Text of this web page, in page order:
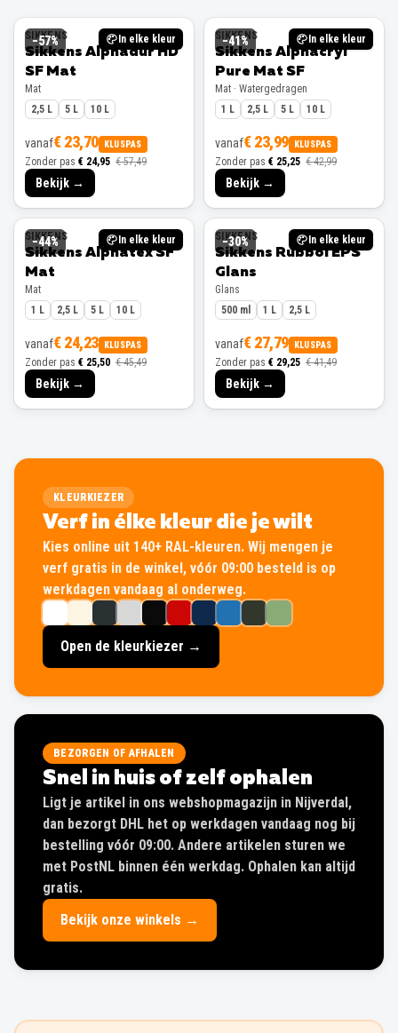
−57% In elke kleur
SIKKENS
Sikkens Alphadur HD
SF Mat
Mat
2,5 L
5 L 10 L
vanaf€ 23,70 KLUSPAS
Zonder pas € 24,95 € 57,49
Bekijk →
−41% In elke kleur
SIKKENS
Sikkens Alphacryl
Pure Mat SF
Mat · Watergedragen
1 L
2,5 L 5 L 10 L
vanaf€ 23,99 KLUSPAS
Zonder pas € 25,25 € 42,99
Bekijk →
−44% In elke kleur
SIKKENS
Sikkens Alphatex SF
Mat
Mat
1 L
2,5 L 5 L 10 L
vanaf€ 24,23 KLUSPAS
Zonder pas € 25,50 € 45,49
Bekijk →
−30% In elke kleur
SIKKENS
Sikkens Rubbol EPS
Glans
Glans
500 ml
1 L 2,5 L
vanaf€ 27,79 KLUSPAS
Zonder pas € 29,25 € 41,49
Bekijk →
KLEURKIEZER
Verf in élke kleur die je wilt
Kies online uit 140+ RAL-kleuren. Wij mengen je
verf gratis in de winkel, vóór 09:00 besteld is op
werkdagen vandaag al onderweg.
Open de kleurkiezer →
BEZORGEN OF AFHALEN
Snel in huis of zelf ophalen
Ligt je artikel in ons webshopmagazijn in Nijverdal,
dan bezorgt DHL het op werkdagen vandaag nog bij
bestelling vóór 09:00. Andere artikelen sturen we
met PostNL binnen één werkdag. Ophalen kan altijd
gratis.
Bekijk onze winkels →